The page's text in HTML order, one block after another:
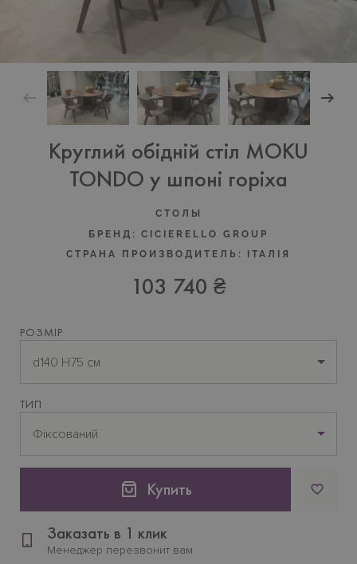
Круглий обідній стіл MOKU
TONDO у шпоні горіха
СТОЛЫ
БРЕНД:
CICIERELLO GROUP
СТРАНА ПРОИЗВОДИТЕЛЬ:
ІТАЛІЯ
103 740 ₴
РОЗМІР
d140 H75 см
ТИП
Фіксований
Купить
Заказать в 1 клик
Менеджер перезвонит вам